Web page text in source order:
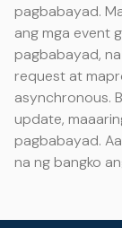
pagbabayad.
ang mga event
pagbabayad,
request at
asynchronous.
update,
pagbabayad.
na ng bangko